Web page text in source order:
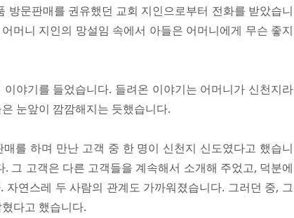
방문판매를 권유했던 교회 지인으로부터 전화를 받았습니
머니 지인의 망설임 속에서 아들은 어머니에게 무슨 좋지
야기를 들었습니다. 들려온 이야기는 어머니가 신천지라
눈앞이 깜깜해지는 듯했습니다.
를 하며 만난 고객 중 한 명이 신천지 신도였다고 했습니
그 고객은 다른 고객들을 계속해서 소개해 주었고, 덕분에
연스레 두 사람의 관계도 가까워졌습니다. 그러던 중, 그
다고 했습니다.